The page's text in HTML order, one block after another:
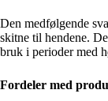
Den medfølgende
skitne til hendene.
bruk i perioder med
Fordeler med